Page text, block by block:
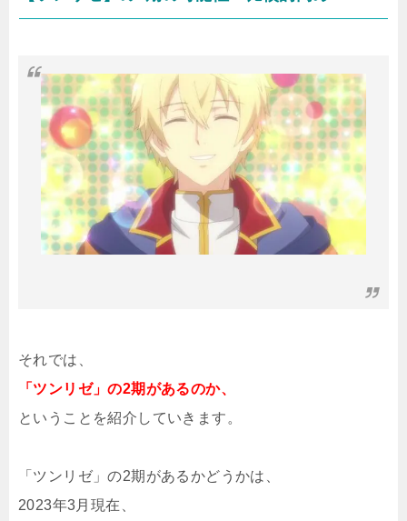
それでは、
「ツンリゼ」の2期があるのか、
ということを紹介していきます。
「ツンリゼ」の2期があるかどうかは、
2023年3月現在、